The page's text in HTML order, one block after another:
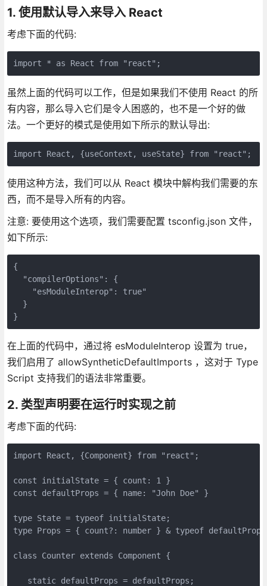
1. 使用默认导入来导入 React
考虑下面的代码:
import * as React from "react";
虽然上面的代码可以工作，但是如果我们不使用 React 的所
有内容，那么导入它们是令人困惑的，也不是一个好的做
法。一个更好的模式是使用如下所示的默认导出:
import React, {useContext, useState} from "react";
使用这种方法，我们可以从 React 模块中解构我们需要的东
西，而不是导入所有的内容。
注意: 要使用这个选项，我们需要配置 tsconfig.json 文件，
如下所示:
{
  "compilerOptions": {
    "esModuleInterop": true"
  }
}
在上面的代码中，通过将 esModuleInterop 设置为 true，
我们启用了 allowSyntheticDefaultImports ，这对于 Type
Script 支持我们的语法非常重要。
2. 类型声明要在运行时实现之前
考虑下面的代码:
import React, {Component} from "react";
const initialState = { count: 1 }
const defaultProps = { name: "John Doe" }
type State = typeof initialState;
type Props = { count?: number } & typeof defaultProps
class Counter extends Component {
   static defaultProps = defaultProps;